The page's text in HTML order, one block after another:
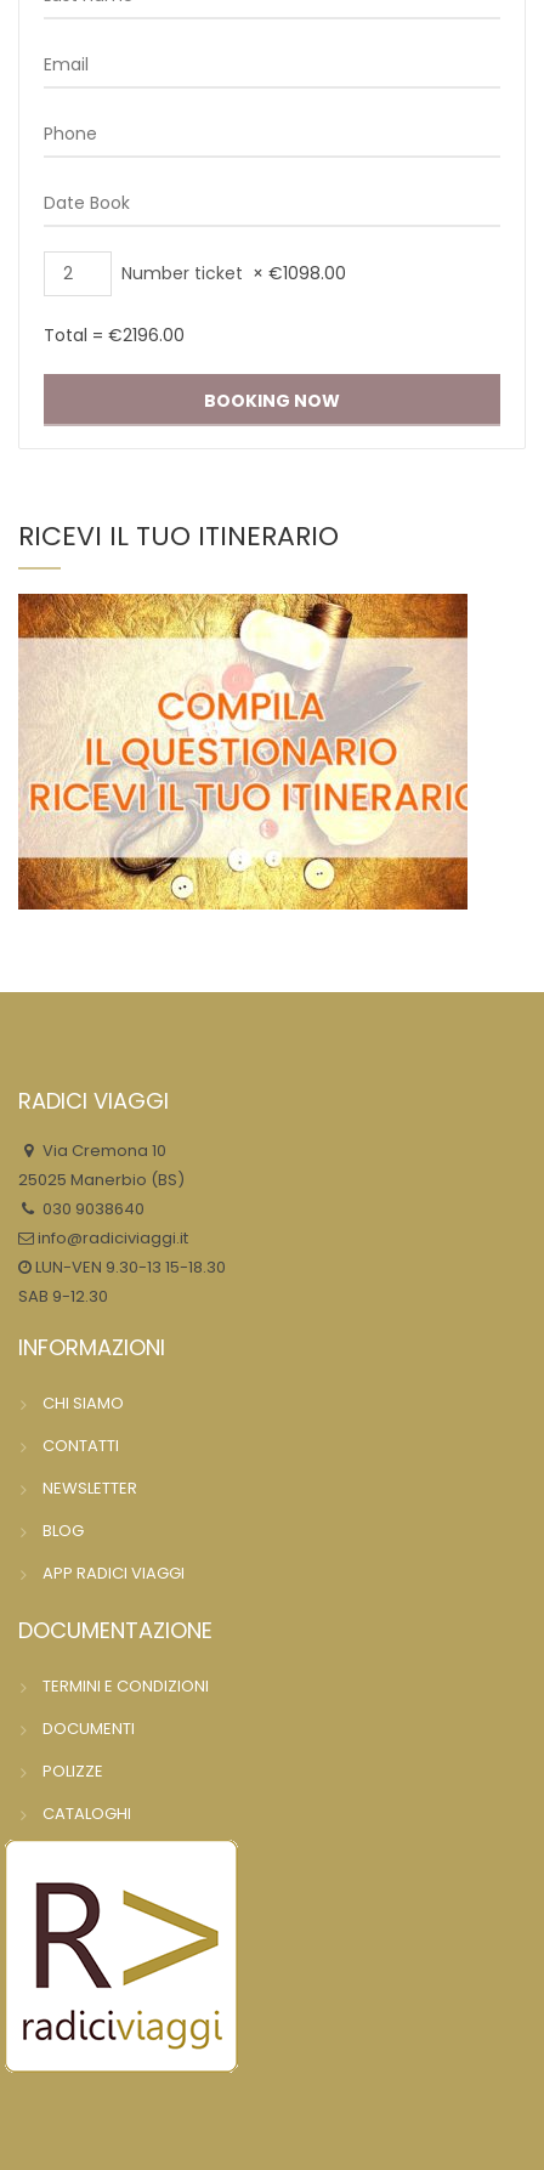
Number ticket × €1098.00
Total = €2196.00
RICEVI IL TUO ITINERARIO
RADICI VIAGGI
Via Cremona 10
25025 Manerbio (BS)
030 9038640
info@radiciviaggi.it
LUN-VEN 9.30-13 15-18.30
SAB 9-12.30
INFORMAZIONI
CHI SIAMO
CONTATTI
NEWSLETTER
BLOG
APP RADICI VIAGGI
DOCUMENTAZIONE
TERMINI E CONDIZIONI
DOCUMENTI
POLIZZE
CATALOGHI